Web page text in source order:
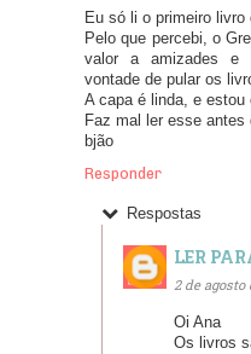
Eu só li o primeiro livro
Pelo que percebi, o
valor a amizades e
vontade de pular os
A capa é linda, e estou
Faz mal ler esse
bjão
Responder
Respostas
LER
2 de agosto
Oi Ana
Os livros